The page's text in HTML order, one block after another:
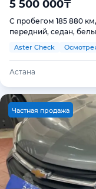
5 500 000₸
С пробегом 185 880
передний, седан,
Aster Check
Астана
Частная продажа